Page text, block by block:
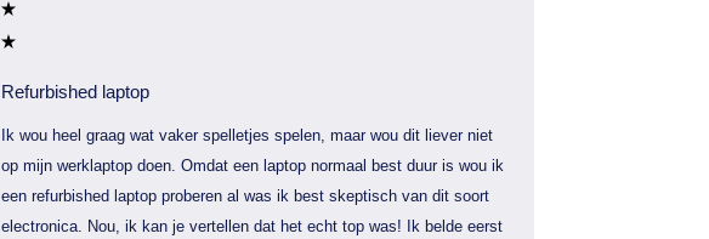
Refurbished laptop
Ik wou heel graag wat vaker spelletjes spelen, maar wou dit liever niet
op mijn werklaptop doen. Omdat een laptop normaal best duur is wou ik
een refurbished laptop proberen al was ik best skeptisch van dit soort
electronica. Nou, ik kan je vertellen dat het echt top was! Ik belde eerst